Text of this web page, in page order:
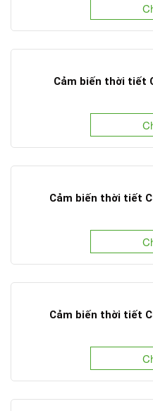
Cảm biến thời tiết
Cảm biến thời tiết
Cảm biến thời tiết